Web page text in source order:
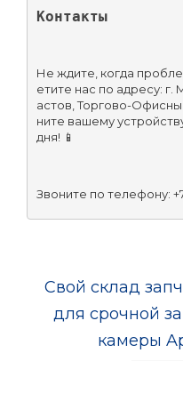
Контакты
Не ждите, когда
етите нас по адресу:
астов, Торгово-
ните вашему
дня! 📱
Звоните по телефону:
Свой склад
для срочной
камеры